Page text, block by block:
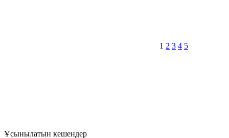
1 2 3 4 5
Ұсынылатын кешендер